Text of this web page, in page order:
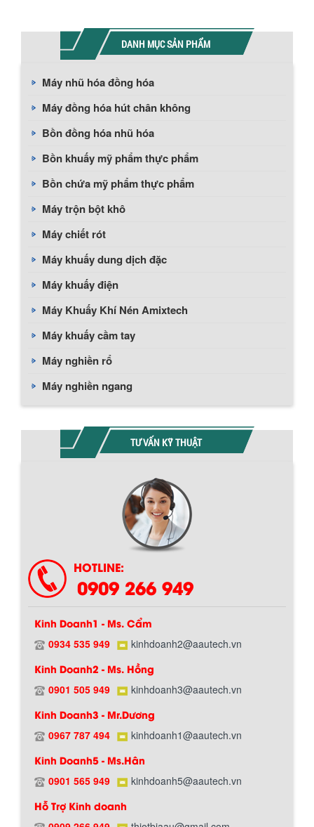
DANH MỤC SẢN PHẨM
Máy nhũ hóa đồng hóa
Máy đồng hóa hút chân không
Bồn đồng hóa nhũ hóa
Bồn khuấy mỹ phẩm thực phẩm
Bồn chứa mỹ phẩm thực phẩm
Máy trộn bột khô
Máy chiết rót
Máy khuấy dung dịch đặc
Máy khuấy điện
Máy Khuấy Khí Nén Amixtech
Máy khuấy cầm tay
Máy nghiền rổ
Máy nghiền ngang
TƯ VẤN KỸ THUẬT
HOTLINE:
0909 266 949
Kinh Doanh1 - Ms. Cẩm
0934 535 949 kinhdoanh2@aautech.vn
Kinh Doanh2 - Ms. Hồng
0901 505 949 kinhdoanh3@aautech.vn
Kinh Doanh3 - Mr.Dương
0967 787 494 kinhdoanh1@aautech.vn
Kinh Doanh5 - Ms.Hân
0901 565 949 kinhdoanh5@aautech.vn
Hỗ Trợ Kinh doanh